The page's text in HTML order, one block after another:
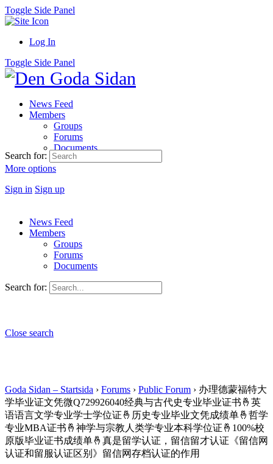
Toggle Side Panel
Log In
Toggle Side Panel
News Feed
Members
Groups
Forums
Documents
More options
Sign in Sign up
Search for:
News Feed
Members
Groups
Forums
Documents
Search for:
Close search
Goda Sidan – Startsida › Forums › Public Forum › 办理德蒙福特大
学毕业证文凭微Q729926040经典与古代史专业毕业证书🤞英
语语言文学专业学士学位证🤞历史专业毕业文凭成绩单🤞哲学
专业MBA证书🤞神学与宗教人类学专业本科学位证🤞100%校
原版毕业证书成绩单🤞真是留学认证，留信留才认证《留信网
认证和留服认证区别》留信网存档认证的作用